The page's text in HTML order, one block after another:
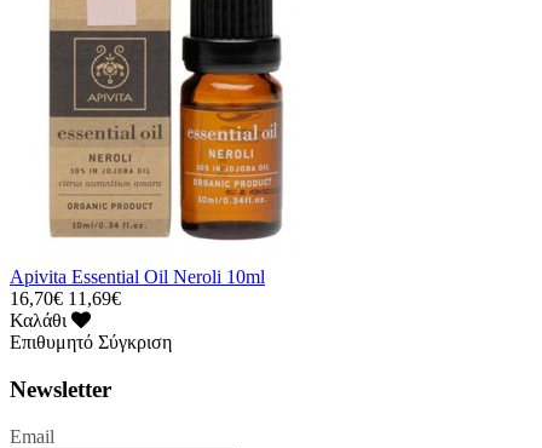
Apivita Essential Oil Neroli 10ml
16,70€ 11,69€
Καλάθι
Επιθυμητό Σύγκριση
Newsletter
Email